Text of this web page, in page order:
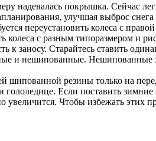
надевалась покрышка. Сейчас
улучшая выброс
переустановить колеса с
колеса с разным типоразмером и
к заносу. Старайтесь ставить
и нешипованные. Нешипованные
шипованной резины только на
гололедице. Если поставить
увеличится. Чтобы избежать этих